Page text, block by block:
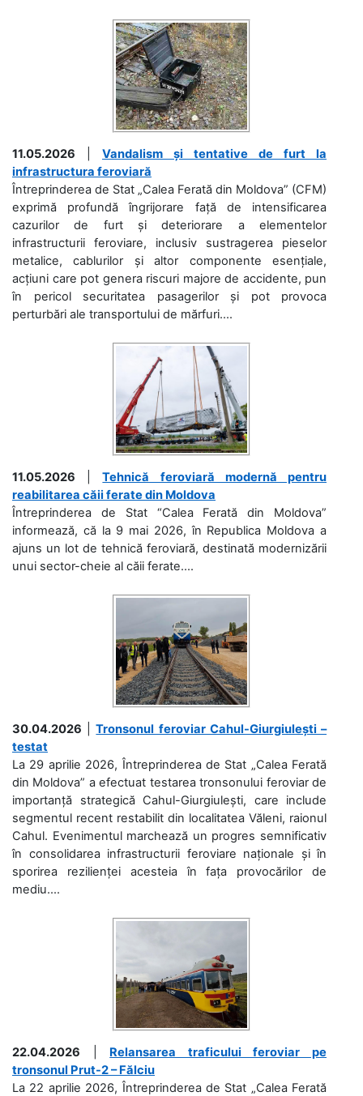
11.05.2026
Vandalism și tentative de furt la
infrastructura feroviară
Întreprinderea de Stat „Calea Ferată din Moldova” (CFM)
exprimă profundă îngrijorare față de intensificarea
cazurilor de furt și deteriorare a elementelor
infrastructurii feroviare, inclusiv sustragerea pieselor
metalice, cablurilor și altor componente esențiale,
acțiuni care pot genera riscuri majore de accidente, pun
în pericol securitatea pasagerilor și pot provoca
perturbări ale transportului de mărfuri....
11.05.2026 |Tehnică feroviară modernă pentru
reabilitarea căii ferate din Moldova
Întreprinderea de Stat “Calea Ferată din Moldova”
informează, că la 9 mai 2026, în Republica Moldova a
ajuns un lot de tehnică feroviară, destinată modernizării
unui sector-cheie al căii ferate....
30.04.2026 |Tronsonul feroviar Cahul-Giurgiulești –
testat
La 29 aprilie 2026, Întreprinderea de Stat „Calea Ferată
din Moldova” a efectuat testarea tronsonului feroviar de
importanță strategică Cahul-Giurgiulești, care include
segmentul recent restabilit din localitatea Văleni, raionul
Cahul. Evenimentul marchează un progres semnificativ
în consolidarea infrastructurii feroviare naționale și în
sporirea rezilienței acesteia în fața provocărilor de
mediu....
22.04.2026
Relansarea traficului feroviar pe
tronsonul Prut-2 – Fălciu
La 22 aprilie 2026, Întreprinderea de Stat „Calea Ferată